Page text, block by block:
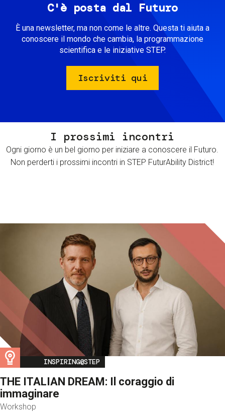
C'è posta dal Futuro
È una newsletter, ma non come le altre. Questa ti aiuta a
conoscere il mondo che cambia, la programmazione
scientifica e le iniziative STEP.
Iscriviti qui
I prossimi incontri
Ogni giorno è un bel giorno per iniziare a conoscere il Futuro.
Non perderti i prossimi incontri in STEP FuturAbility District!
Image
INSPIRING@STEP
THE ITALIAN DREAM: Il coraggio di
immaginare
Workshop